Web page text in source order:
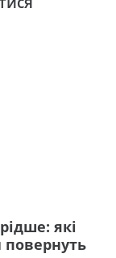
які